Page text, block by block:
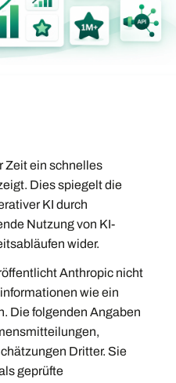
Zeit ein schnelles
Dies spiegelt die
KI durch
Nutzung von KI-
wider.
Anthropic nicht
wie ein
Die folgenden Angaben
Dritter. Sie
geprüfte